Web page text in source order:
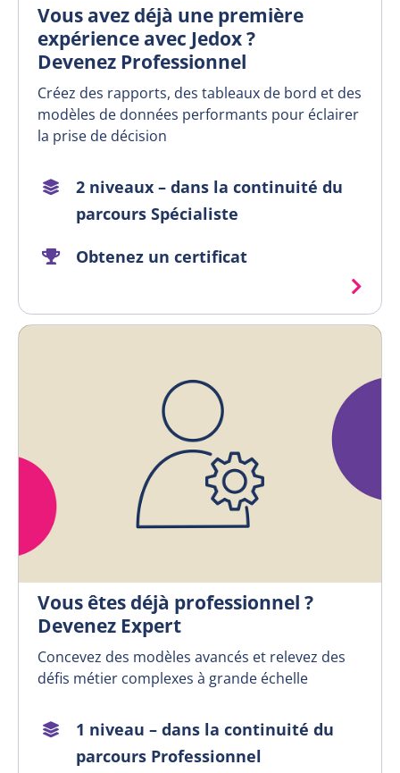
Vous avez déjà une première
expérience avec Jedox ?
Devenez Professionnel
Créez des rapports, des tableaux de bord et des
modèles de données performants pour éclairer
la prise de décision
2 niveaux – dans la continuité du
parcours Spécialiste
Obtenez un certificat
Vous êtes déjà professionnel ?
Devenez Expert
Concevez des modèles avancés et relevez des
défis métier complexes à grande échelle
1 niveau – dans la continuité du
parcours Professionnel